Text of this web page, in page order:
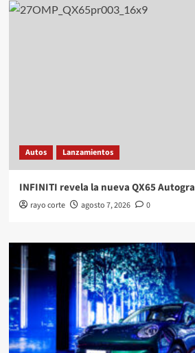
Autos Lanzamientos
INFINITI revela la nueva QX65
rayo corte agosto 7, 2026 0